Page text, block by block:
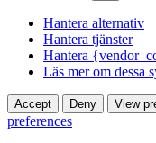
Hantera alternativ
Hantera tjänster
Hantera
Läs mer om dessa
Accept Deny View
preferences